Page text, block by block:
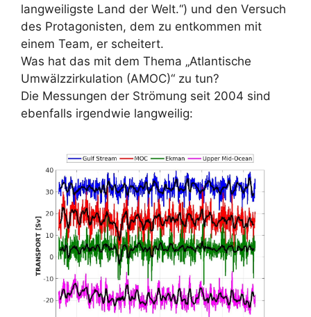
langweiligste Land der Welt.“) und den Versuch
des Protagonisten, dem zu entkommen mit
einem Team, er scheitert.
Was hat das mit dem Thema „Atlantische
Umwälzzirkulation (AMOC)“ zu tun?
Die Messungen der Strömung seit 2004 sind
ebenfalls irgendwie langweilig: